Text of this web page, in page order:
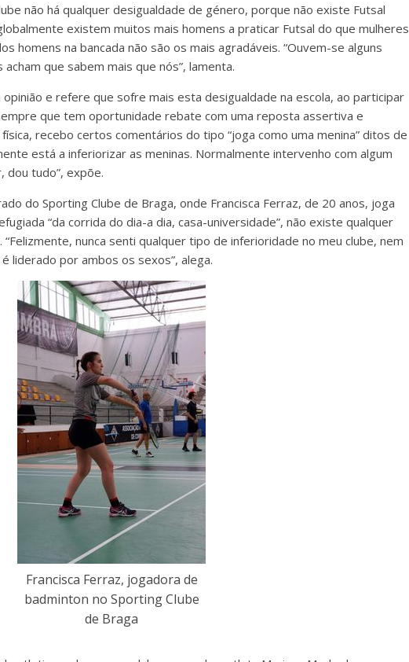
não há qualquer desigualdade de género, porque não existe Futsal
existem muitos mais homens a praticar Futsal do que mulheres
homens na bancada não são os mais agradáveis. “Ouvem-se alguns
que sabem mais que nós”, lamenta.
e refere que sofre mais esta desigualdade na escola, ao participar
que tem oportunidade rebate com uma reposta assertiva e
recebo certos comentários do tipo “joga como uma menina” ditos de
está a inferiorizar as meninas. Normalmente intervenho com algum
dou tudo”, expõe.
do Sporting Clube de Braga, onde Francisca Ferraz, de 20 anos, joga
“da corrida do dia-a dia, casa-universidade”, não existe qualquer
nunca senti qualquer tipo de inferioridade no meu clube, nem
liderado por ambos os sexos”, alega.
Francisca Ferraz, jogadora de
badminton no Sporting Clube
de Braga